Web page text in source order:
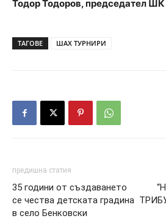
Тодор Тодоров, председател ШК
ТАГОВЕ ШАХ ТУРНИРИ
предишна статия
35 години от създаването
се чества детската градина
в село Бенковски